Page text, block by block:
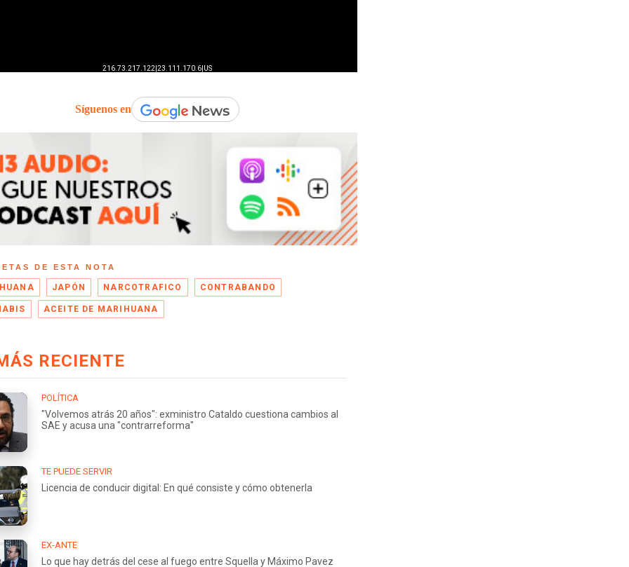
Síguenos en
DE ESTA NOTA
JAPÓN NARCOTRAFICO CONTRABANDO
ACEITE DE MARIHUANA
RECIENTE
POLÍTICA
"Volvemos atrás 20 años": exministro Cataldo cuestiona cambios al
SAE y acusa una "contrarreforma"
TE PUEDE SERVIR
Licencia de conducir digital: En qué consiste y cómo obtenerla
EX-ANTE
Lo que hay detrás del cese al fuego entre Squella y Máximo Pavez